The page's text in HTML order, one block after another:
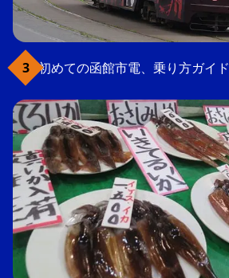
初めての函館市電、乗り方ガイド